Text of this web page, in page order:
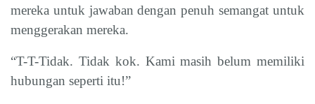
mereka untuk jawaban dengan penuh semangat untuk
menggerakan mereka.
“T-T-Tidak. Tidak kok. Kami masih belum memiliki
hubungan seperti itu!”